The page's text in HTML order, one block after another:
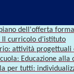
dell'offerta
curricolo d’istituto
attività
Educazione alla
per tutti: